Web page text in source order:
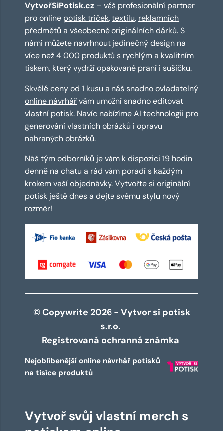
VytvořSiPotisk.cz – váš profesionální partner
pro online potisk triček,textilu, reklamních
předmětů a všeobecně originálních dárků. S
námi můžete navrhnout jedinečný design na
více než 4 000 produktů s rychlým a kvalitním
tiskem, který vydrží opakované praní i sušičku.
Skvělé ceny od 1 kusu a náš snadno ovladatelný
online návrhářvám umožní snadno editovat
vlastní potisk. Navíc nabízímeAI technologii pro
generování vlastních obrázků i opravu
nahraných obrázků.
Náš tým odborníků je vám k dispozici 19 hodin
denně na chatu a rád vám poradí s každým
krokem vaší objednávky. Vytvořte si originální
potisk ještě dnes a dejte svému stylu nový
rozměr!
© Copywrite 2026 - Vytvor si potisk
s.r.o.
Registrovaná ochranná známka
Nejoblíbenější online návrhář potisků
na tisíce produktů
Vytvoř svůj vlastní merch s